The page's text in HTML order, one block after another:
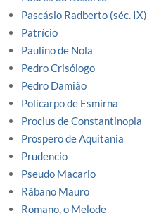
Pascásio Radberto (séc. IX)
Patrício
Paulino de Nola
Pedro Crisólogo
Pedro Damião
Policarpo de Esmirna
Proclus de Constantinopla
Prospero de Aquitania
Prudencio
Pseudo Macario
Rábano Mauro
Romano, o Melode